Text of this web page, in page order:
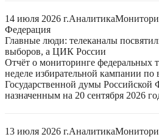
14 июля 2026 г.Аналитика
Федерация
Главные люди: телеканалы
выборов, а ЦИК России
Отчёт о мониторинге федеральных
неделе избирательной кампании по
Государственной думы Российской
назначенным на 20 сентября 2026
13 июля 2026 г.Аналитика